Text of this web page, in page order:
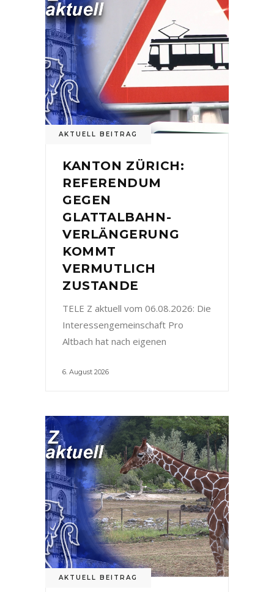
AKTUELL BEITRAG
KANTON ZÜRICH:
REFERENDUM
GEGEN
GLATTALBAHN-
VERLÄNGERUNG
KOMMT
VERMUTLICH
ZUSTANDE
TELE Z aktuell vom 06.08.2026: Die
Interessengemeinschaft Pro
Altbach hat nach eigenen
6. August 2026
AKTUELL BEITRAG